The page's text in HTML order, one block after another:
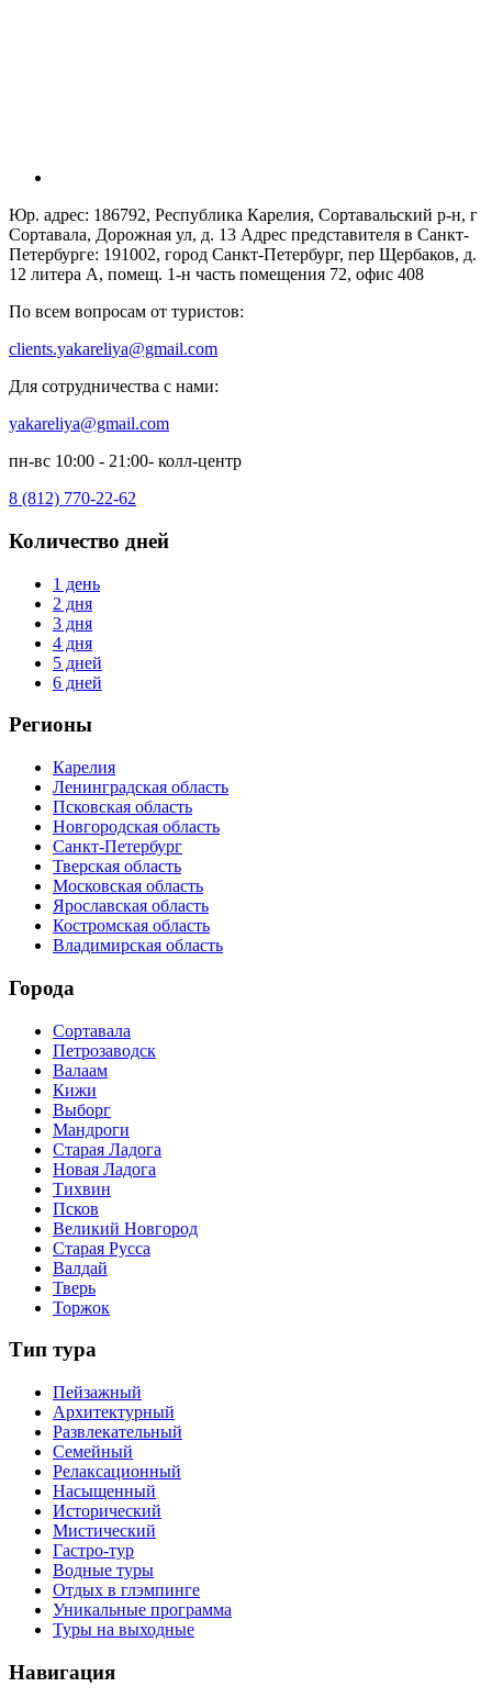
Юр. адрес: 186792, Республика Карелия, Сортавальский р-н, г
Сортавала, Дорожная ул, д. 13 Адрес представителя в Санкт-
Петербурге: 191002, город Санкт-Петербург, пер Щербаков, д.
12 литера А, помещ. 1-н часть помещения 72, офис 408
По всем вопросам от туристов:
clients.yakareliya@gmail.com
Для сотрудничества с нами:
yakareliya@gmail.com
пн-вс 10:00 - 21:00- колл-центр
8 (812) 770-22-62
Количество дней
1 день
2 дня
3 дня
4 дня
5 дней
6 дней
Регионы
Карелия
Ленинградская область
Псковская область
Новгородская область
Санкт-Петербург
Тверская область
Московская область
Ярославская область
Костромская область
Владимирская область
Города
Сортавала
Петрозаводск
Валаам
Кижи
Выборг
Мандроги
Старая Ладога
Новая Ладога
Тихвин
Псков
Великий Новгород
Старая Русса
Валдай
Тверь
Торжок
Тип тура
Пейзажный
Архитектурный
Развлекательный
Семейный
Релаксационный
Насыщенный
Исторический
Мистический
Гастро-тур
Водные туры
Отдых в глэмпинге
Уникальные программа
Туры на выходные
Навигация